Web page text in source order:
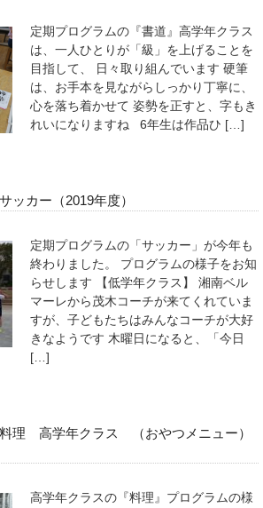
定期プログラムの『書道』高学年クラス
は、一人ひとりが「級」を上げることを
目指して、 日々取り組んでいます 硬筆
は、お手本を見ながらしっかり丁寧に、
心を落ち着かせて 姿勢を正すと、字もき
れいになりますね 6年生は作品ひ […]
ッカー（2019年度）
定期プログラムの「サッカー」が今年も
終わりました。 プログラムの様子をお知
らせします 【低学年クラス】 湘南ベル
マーレから茂木コーチが来てくれていま
すが、子どもたちはみんなコーチが大好
きなようです 木曜日になると、「今日
[…]
料理 高学年クラス （おやつメニュー）
高学年クラスの『料理』プログラムの様